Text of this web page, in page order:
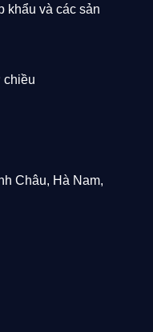
khẩu và các sản
chiều
Châu, Hà Nam,